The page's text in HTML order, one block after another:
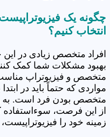
چگونه یک
انتخاب کنیم؟
افراد متخصص زیادی در
بهبود مشکلات شما کمک
متخصص و فیزیوتراپ مناسب
مواردی که حتماً باید در
متخصص بودن فرد است. به
از این فرصت، سوءاستفاده
زمینه خود را